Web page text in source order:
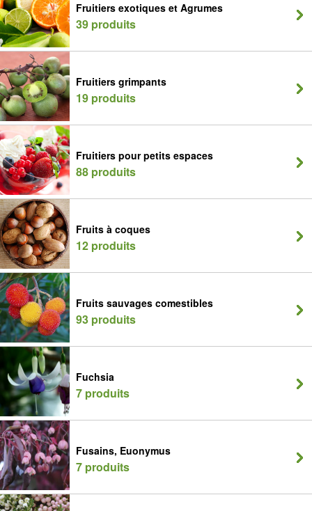
Fruitiers exotiques et Agrumes
39 produits
Fruitiers grimpants
19 produits
Fruitiers pour petits espaces
88 produits
Fruits à coques
12 produits
Fruits sauvages comestibles
93 produits
Fuchsia
7 produits
Fusains, Euonymus
7 produits